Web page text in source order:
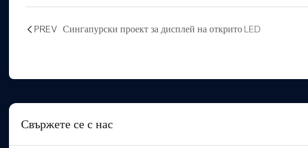
PREV Сингапурски проект за дисплей на открито LED
Свържете се с нас